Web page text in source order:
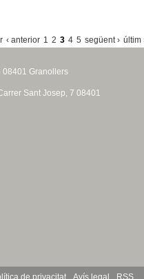
‹ anterior 1 2 3 4 5 següent › últim
08401 Granollers
Sant Josep, 7 08401
de privacitat Avís legal RSS